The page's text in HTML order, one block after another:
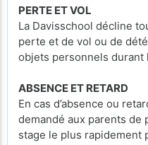
PERTE ET VOL
La Davisschool décline
perte et de vol ou de
objets personnels durant
ABSENCE ET RETARD
En cas d’absence ou
demandé aux parents de
stage le plus rapidement